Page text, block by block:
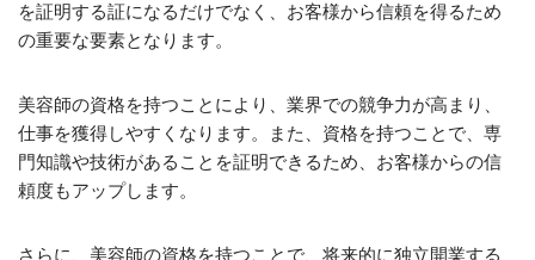
を証明する証になるだけでなく、お客様から信頼を得るため
の重要な要素となります。
美容師の資格を持つことにより、業界での競争力が高まり、
仕事を獲得しやすくなります。また、資格を持つことで、専
門知識や技術があることを証明できるため、お客様からの信
頼度もアップします。
さらに、美容師の資格を持つことで、将来的に独立開業する